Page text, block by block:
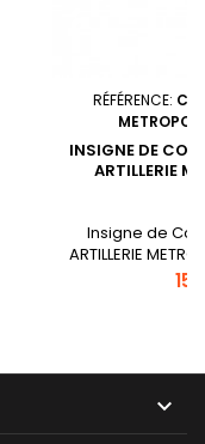
RÉFÉRENCE:
INSIGNE DE
ARTILLERIE
Insigne de
ARTILLERIE
Militaire Prix
